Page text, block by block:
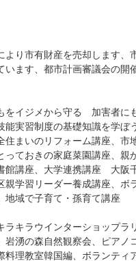
より市有財産を売却します、
います、都市計画審議会の開
をイジメから守る 加害者に
能実習制度の基礎知識を学ぼ
住まいのリフォーム講座、市
っておきの家庭菜園講座、親
館講座、大学連携講座 大阪
親学習リーダー養成講座、ボ
地域で子育て・孫育て講座
ラキラウインターショップラ
岩湧の森自然観察会、ピアノ
料理教室韓国編、ボランティ